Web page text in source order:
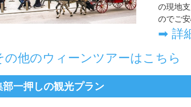
の現地
のでご安
➡ 詳
他のウィーンツアーはこちら
部一押しの観光プラン